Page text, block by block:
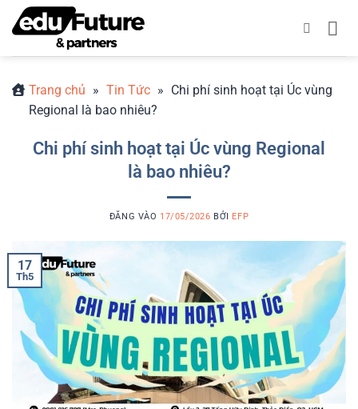
qua
Trang chủ » Tin Tức » Chi phí sinh hoạt tại Úc vùng
Regional là bao nhiêu?
Chi phí sinh hoạt tại Úc vùng Regional
là bao nhiêu?
ĐĂNG VÀO 17/05/2026 BỞI EFP
17
Th5